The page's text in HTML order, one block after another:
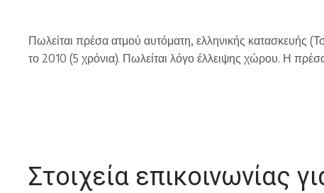
Πωλείται πρέσα ατμού αυτόματη, ελληνικής κατασκευής
το 2010 (5 χρόνια). Πωλείται λόγο έλλειψης χώρου. Η
Στοιχεία επικοινωνίας